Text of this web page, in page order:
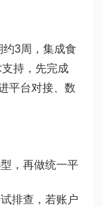
3周，集成食
持，先完成
平台对接、数
，再做统一平
排查，若账户